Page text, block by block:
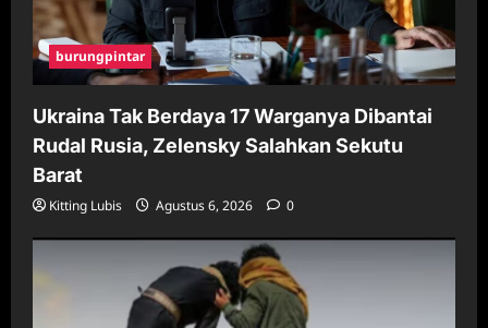
burungpintar
Ukraina Tak Berdaya 17 Warganya Dibantai
Rudal Rusia, Zelensky Salahkan Sekutu
Barat
Kitting Lubis Agustus 6, 2026 0